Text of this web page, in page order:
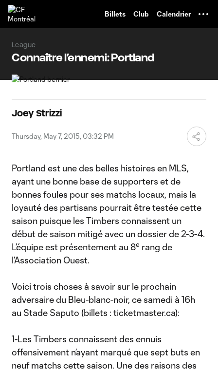
Billets Club Calendrier
League
Connaître l’ennemi: Portland
Joey Strizzi
Thursday, May 7, 2015, 03:32 PM
Portland est une des belles histoires en MLS,
ayant une bonne base de supporters et de
bonnes foules pour ses matchs locaux, mais la
loyauté des partisans pourrait être testée cette
saison puisque les Timbers connaissent un
début de saison mitigé avec un dossier de 2-3-4.
L’équipe est présentement au 8e rang de
l’Association Ouest.
Voici trois choses à savoir sur le prochain
adversaire du Bleu-blanc-noir, ce samedi à 16h
au Stade Saputo (billets : ticketmaster.ca):
1-Les Timbers connaissent des ennuis
offensivement n’ayant marqué que sept buts en
neuf matchs cette saison. Une des raisons des